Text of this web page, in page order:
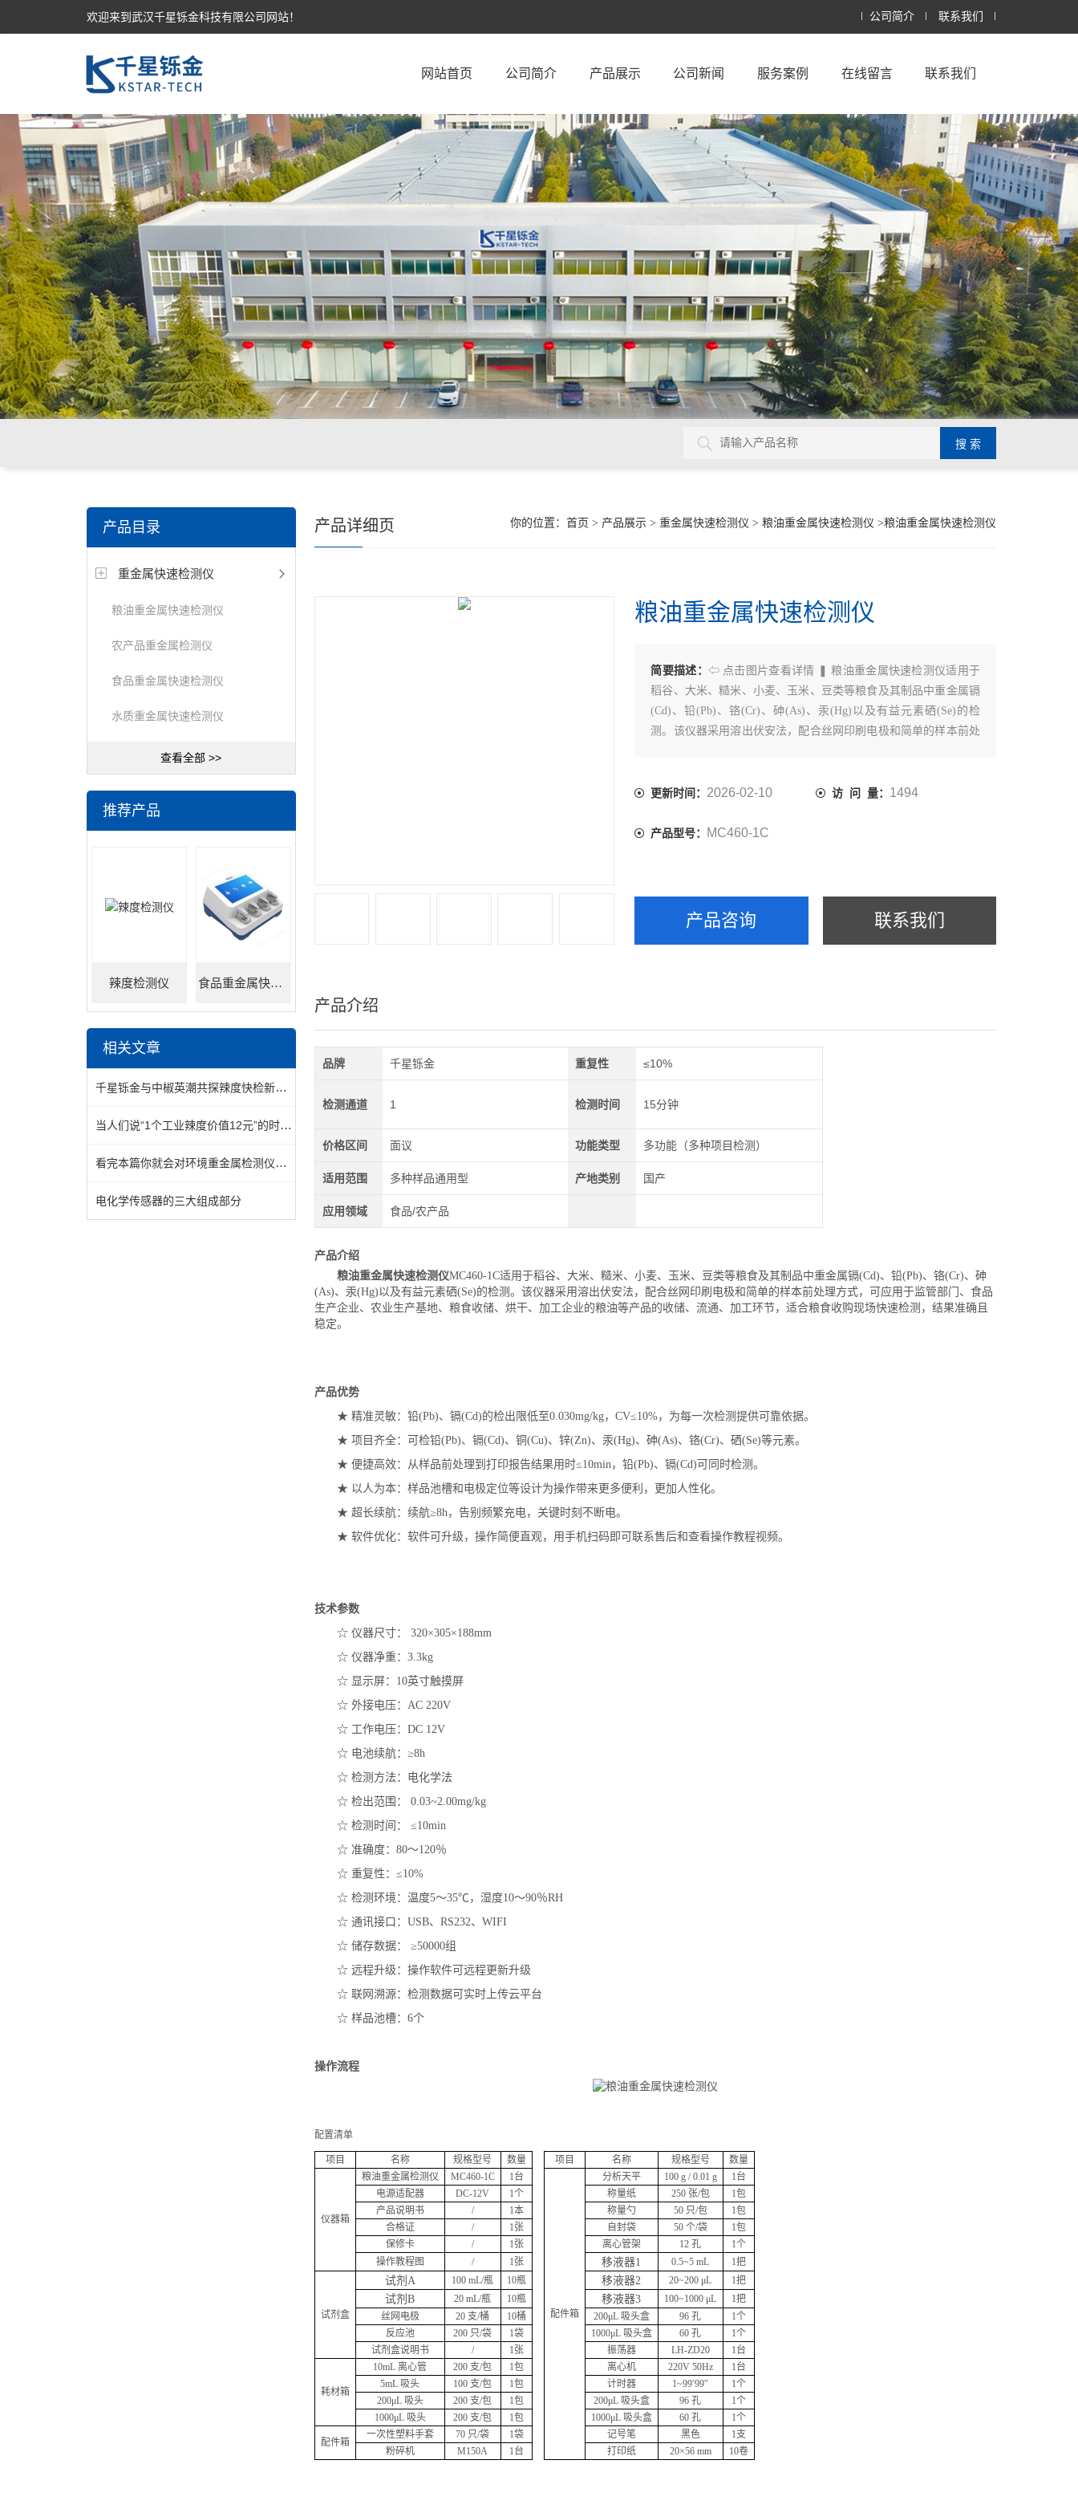
欢迎来到武汉千星铄金科技有限公司网站！ 公司简介 联系我们
网站首页 公司简介 产品展示 公司新闻 服务案例 在线留言 联系我们
产品目录
重金属快速检测仪
粮油重金属快速检测仪
农产品重金属检测仪
食品重金属快速检测仪
水质重金属快速检测仪
查看全部 >>
推荐产品
辣度检测仪 食品重金属快速检测仪
相关文章
千星铄金与中椒英潮共探辣度快检新技术！
当人们说“1个工业辣度价值12元”的时候，他们到底在说什么？
看完本篇你就会对环境重金属检测仪有更多了解
电化学传感器的三大组成部分
你的位置： 首页 > 产品展示 > 重金属快速检测仪 > 粮油重金属快速检测仪 >粮油重金属快速检测仪
产品详细页
粮油重金属快速检测仪
简要描述： ⇦ 点击图片查看详情 ❚ 粮油重金属快速检测仪适用于
稻谷、大米、糙米、小麦、玉米、豆类等粮食及其制品中重金属镉
(Cd)、铅(Pb)、铬(Cr)、砷(As)、汞(Hg)以及有益元素硒(Se)的检
测。该仪器采用溶出伏安法，配合丝网印刷电极和简单的样本前处
合粮食收购现场快速检测。
更新时间： 2026-02-10 访 问 量： 1494
产品型号： MC460-1C
产品咨询 联系我们
产品介绍
品牌 千星铄金 重复性 ≤10%
检测通道 1 检测时间 15分钟
价格区间 面议 功能类型 多功能（多种项目检测）
适用范围 多种样品通用型 产地类别 国产
应用领域 食品/农产品
产品介绍
粮油重金属快速检测仪MC460-1C适用于稻谷、大米、糙米、小麦、玉米、豆类等粮食及其制品中重金属镉(Cd)、铅(Pb)、铬(Cr)、砷
(As)、汞(Hg)以及有益元素硒(Se)的检测。该仪器采用溶出伏安法，配合丝网印刷电极和简单的样本前处理方式，可应用于监管部门、食品
生产企业、农业生产基地、粮食收储、烘干、加工企业的粮油等产品的收储、流通、加工环节，适合粮食收购现场快速检测，结果准确且
稳定。
产品优势
★ 精准灵敏：铅(Pb)、镉(Cd)的检出限低至0.030mg/kg，CV≤10%，为每一次检测提供可靠依据。
★ 项目齐全：可检铅(Pb)、镉(Cd)、铜(Cu)、锌(Zn)、汞(Hg)、砷(As)、铬(Cr)、硒(Se)等元素。
★ 便捷高效：从样品前处理到打印报告结果用时≤10min，铅(Pb)、镉(Cd)可同时检测。
★ 以人为本：样品池槽和电极定位等设计为操作带来更多便利，更加人性化。
★ 超长续航：续航≥8h，告别频繁充电，关键时刻不断电。
★ 软件优化：软件可升级，操作简便直观，用手机扫码即可联系售后和查看操作教程视频。
技术参数
☆ 仪器尺寸： 320×305×188mm
☆ 仪器净重：3.3kg
☆ 显示屏：10英寸触摸屏
☆ 外接电压：AC 220V
☆ 工作电压：DC 12V
☆ 电池续航：≥8h
☆ 检测方法：电化学法
☆ 检出范围： 0.03~2.00mg/kg
☆ 检测时间： ≤10min
☆ 准确度：80～120％
☆ 重复性：≤10%
☆ 检测环境：温度5～35℃，湿度10～90％RH
☆ 通讯接口：USB、RS232、WIFI
☆ 储存数据： ≥50000组
☆ 远程升级：操作软件可远程更新升级
☆ 联网溯源：检测数据可实时上传云平台
☆ 样品池槽：6个
操作流程
配置清单
项目 名称 规格型号 数量 项目 名称 规格型号 数量
仪器箱
粮油重金属检测仪 MC460-1C 1台
配件箱
分析天平 100 g / 0.01 g
1台
电源适配器
DC-12V 1个 称量纸 250 张/包
1包
产品说明书
/ 1本 称量勺 50 只/包
1包
合格证
/ 1张 自封袋 50 个/袋
1包
保修卡
/ 1张 离心管架 12 孔
1个
操作教程图
/ 1张 移液器1 0.5~5 mL 1把
试剂盒
试剂 A 100 mL/瓶 10瓶 移液器2 20~200 μL 1把
试剂 B 20 mL/瓶 10瓶 移液器3 100~1000 μL
1把
丝网电极
20 支/桶 10桶 200μL 吸头盒 96 孔
1个
反应池
200 只/袋 1袋 1000μL 吸头盒 60 孔
1个
试剂盒说明书
/ 1张 振荡器 LH-ZD20 1台
耗材箱
10mL 离心管 200 支/包 1包 离心机 220V 50Hz
1台
5mL 吸头
100 支/包 1包 计时器 1~99′99″
1个
200μL 吸头
200 支/包 1包 200μL 吸头盒 96 孔
1个
1000μL 吸头
200 支/包 1包 1000μL 吸头盒 60 孔 1个
配件箱
一次性塑料手套 70 只/袋 1袋 记号笔 黑色
1支
粉碎机
M150A 1台 打印纸 20×56 mm 10卷